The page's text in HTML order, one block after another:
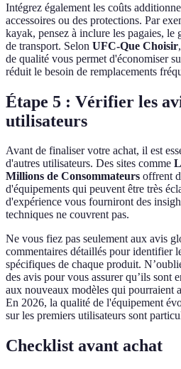
Intégrez également les coûts
accessoires ou des protections. Par
kayak, pensez à inclure les pagaies, le
de transport. Selon UFC-Que Choisir
de qualité vous permet d'économiser
réduit le besoin de remplacements
Étape 5 : Vérifier les
utilisateurs
Avant de finaliser votre achat, il est
d'autres utilisateurs. Des sites comme
Millions de Consommateurs offrent
d'équipements qui peuvent être très
d'expérience vous fourniront des
techniques ne couvrent pas.
Ne vous fiez pas seulement aux avis
commentaires détaillés pour identifier
spécifiques de chaque produit.
des avis pour vous assurer qu’ils sont
aux nouveaux modèles qui pourraient
En 2026, la qualité de l'équipement
sur les premiers utilisateurs sont
Checklist avant achat